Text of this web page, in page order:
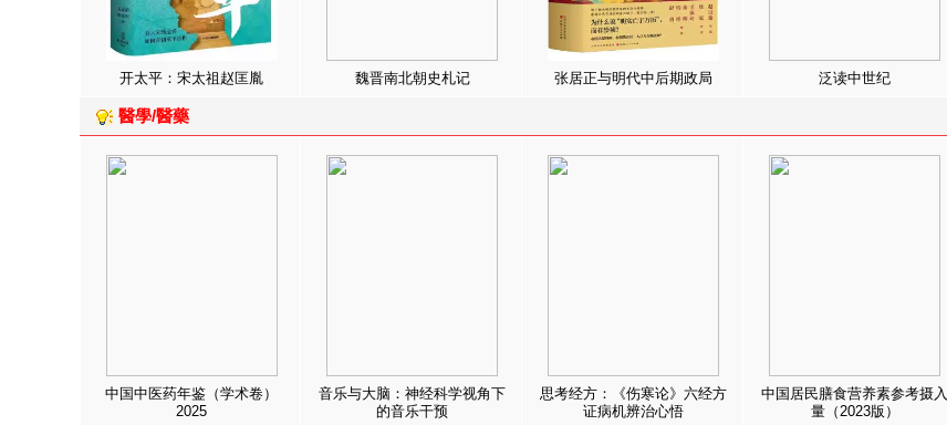
开太平：宋太祖赵匡胤 魏晋南北朝史札记 张居正与明代中后期政局 泛读中世纪
醫學/醫藥
中国中医药年鉴（学术卷）
2025
音乐与大脑：神经科学视角下
的音乐干预
思考经方：《伤寒论》六经方
证病机辨治心悟
中国居民膳食营养素参考摄入
量（2023版）